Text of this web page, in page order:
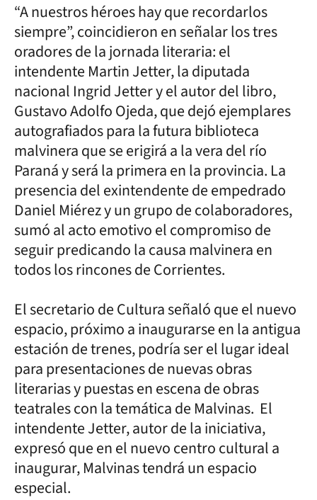
“A nuestros héroes hay que recordarlos
siempre”, coincidieron en señalar los tres
oradores de la jornada literaria: el
intendente Martin Jetter, la diputada
nacional Ingrid Jetter y el autor del libro,
Gustavo Adolfo Ojeda, que dejó ejemplares
autografiados para la futura biblioteca
malvinera que se erigirá a la vera del río
Paraná y será la primera en la provincia. La
presencia del exintendente de empedrado
Daniel Miérez y un grupo de colaboradores,
sumó al acto emotivo el compromiso de
seguir predicando la causa malvinera en
todos los rincones de Corrientes.
El secretario de Cultura señaló que el nuevo
espacio, próximo a inaugurarse en la antigua
estación de trenes, podría ser el lugar ideal
para presentaciones de nuevas obras
literarias y puestas en escena de obras
teatrales con la temática de Malvinas. El
intendente Jetter, autor de la iniciativa,
expresó que en el nuevo centro cultural a
inaugurar, Malvinas tendrá un espacio
especial.